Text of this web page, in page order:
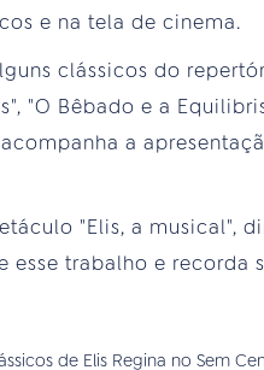
e na tela de cinema.
clássicos do
"O Bêbado e a
acompanha a
"Elis, a musical",
trabalho e recorda